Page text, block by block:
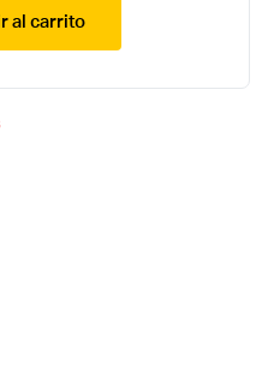
al carrito